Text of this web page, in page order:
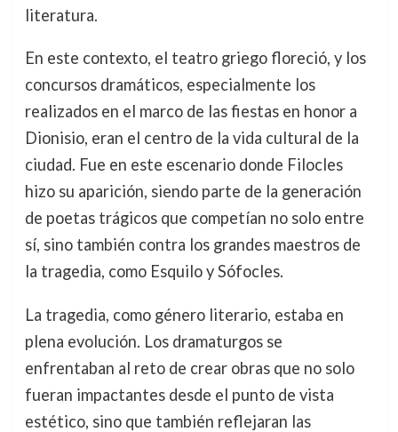
literatura.
En este contexto, el teatro griego floreció, y los
concursos dramáticos, especialmente los
realizados en el marco de las fiestas en honor a
Dionisio, eran el centro de la vida cultural de la
ciudad. Fue en este escenario donde Filocles
hizo su aparición, siendo parte de la generación
de poetas trágicos que competían no solo entre
sí, sino también contra los grandes maestros de
la tragedia, como Esquilo y Sófocles.
La tragedia, como género literario, estaba en
plena evolución. Los dramaturgos se
enfrentaban al reto de crear obras que no solo
fueran impactantes desde el punto de vista
estético, sino que también reflejaran las